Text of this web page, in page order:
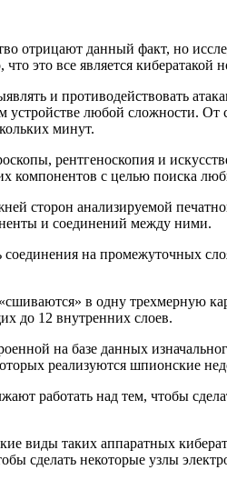
отрицают данный факт, но
это все является кибератакой
и противодействовать
любой сложности. От
минут.
рентгеноскопия и
компонентов с целью поиска
сторон анализируемой
и соединений между ними.
соединения на промежуточных
в одну трехмерную
до 12 внутренних слоев.
на базе данных
реализуются шпионские
работать над тем, чтобы
виды таких аппаратных
сделать некоторые узлы